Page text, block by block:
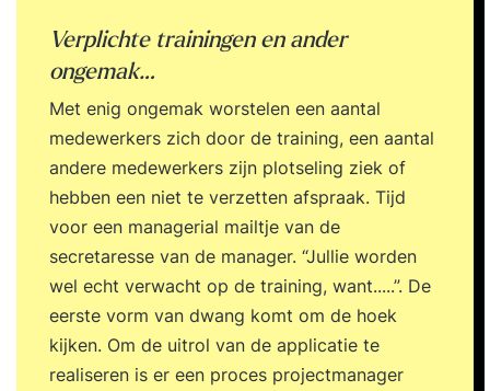
Verplichte trainingen en ander
ongemak…
Met enig ongemak worstelen een aantal
medewerkers zich door de training, een aantal
andere medewerkers zijn plotseling ziek of
hebben een niet te verzetten afspraak. Tijd
voor een managerial mailtje van de
secretaresse van de manager. “Jullie worden
wel echt verwacht op de training, want.....”. De
eerste vorm van dwang komt om de hoek
kijken. Om de uitrol van de applicatie te
realiseren is er een proces projectmanager